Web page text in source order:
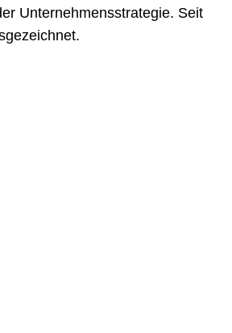
Unternehmensstrategie. Seit